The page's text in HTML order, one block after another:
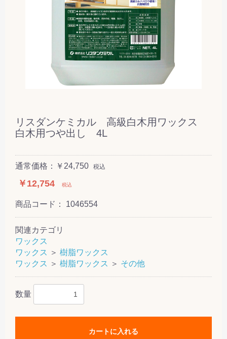
リスダンケミカル 高級白木用ワックス
白木用つや出し 4L
通常価格：￥24,750 税込
￥12,754 税込
商品コード： 1046554
関連カテゴリ
ワックス
ワックス ＞ 樹脂ワックス
ワックス ＞ 樹脂ワックス ＞ その他
数量
カートに入れる